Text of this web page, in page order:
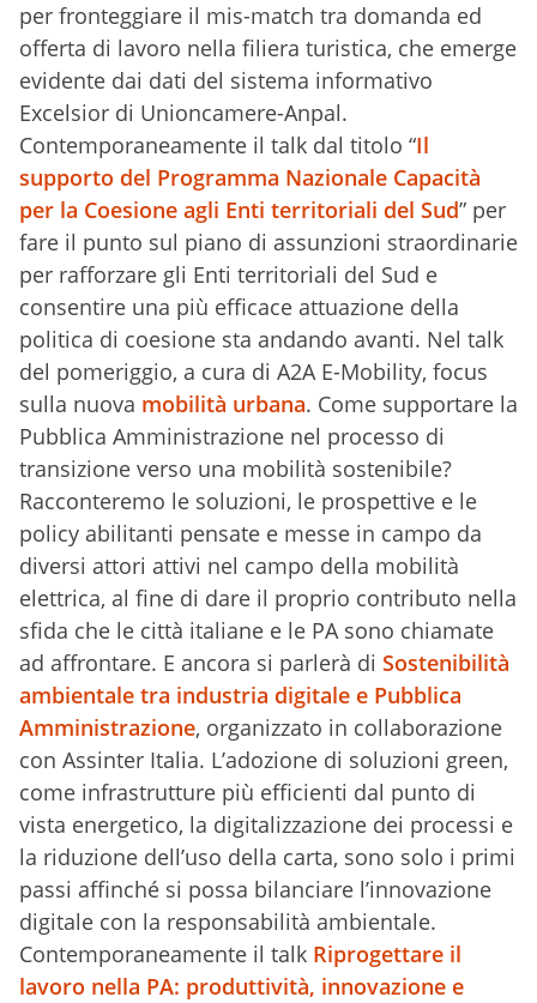
per fronteggiare il mis-match tra domanda ed
offerta di lavoro nella filiera turistica, che emerge
evidente dai dati del sistema informativo
Excelsior di Unioncamere-Anpal.
Contemporaneamente il talk dal titolo “Il
supporto del Programma Nazionale Capacità
per la Coesione agli Enti territoriali del Sud” per
fare il punto sul piano di assunzioni straordinarie
per rafforzare gli Enti territoriali del Sud e
consentire una più efficace attuazione della
politica di coesione sta andando avanti. Nel talk
del pomeriggio, a cura di A2A E-Mobility, focus
sulla nuova mobilità urbana. Come supportare la
Pubblica Amministrazione nel processo di
transizione verso una mobilità sostenibile?
Racconteremo le soluzioni, le prospettive e le
policy abilitanti pensate e messe in campo da
diversi attori attivi nel campo della mobilità
elettrica, al fine di dare il proprio contributo nella
sfida che le città italiane e le PA sono chiamate
ad affrontare. E ancora si parlerà di Sostenibilità
ambientale tra industria digitale e Pubblica
Amministrazione, organizzato in collaborazione
con Assinter Italia. L’adozione di soluzioni green,
come infrastrutture più efficienti dal punto di
vista energetico, la digitalizzazione dei processi e
la riduzione dell’uso della carta, sono solo i primi
passi affinché si possa bilanciare l’innovazione
digitale con la responsabilità ambientale.
Contemporaneamente il talk Riprogettare il
lavoro nella PA: produttività, innovazione e